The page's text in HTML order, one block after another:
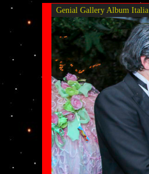
Genial Gallery Album Italia